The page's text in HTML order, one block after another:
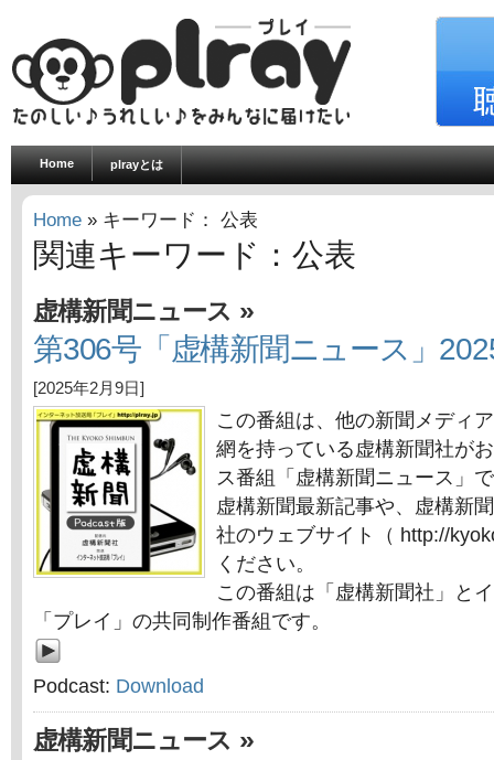
Home plrayとは
Home » キーワード： 公表
関連キーワード：公表
虚構新聞ニュース »
第306号「虚構新聞ニュース」
[2025年2月9日]
この番組は、他の新聞メディ
網を持っている虚構新聞社が
ス番組「虚構新聞ニュース」
虚構新聞最新記事や、虚構新
社のウェブサイト（ http://
ください。
この番組は「虚構新聞社」と
「プレイ」の共同制作番組です。
Podcast: Download
虚構新聞ニュース »